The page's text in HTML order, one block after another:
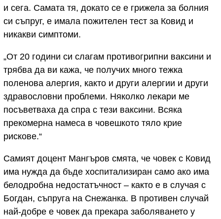
и сега. Самата тя, докато се е грижела за болния
си съпруг, е имала пожителен тест за Ковид и
никакви симптоми.
„От 20 години си слагам противогрипни ваксини и
трябва да ви кажа, че получих много тежка
поленова алергия, както и други алергии и други
здравословни проблеми. Няколко лекари ме
посъветваха да спра с тези ваксини. Всяка
прекомерна намеса в човешкото тяло крие
рискове.“
Самият доцент Мангъров смята, че човек с Ковид
има нужда да бъде хоспитализиран само ако има
белодробна недостатъчност – както е в случая с
Богдан, съпруга на Снежанка. В противен случай
най-добре е човек да прекара заболяването у